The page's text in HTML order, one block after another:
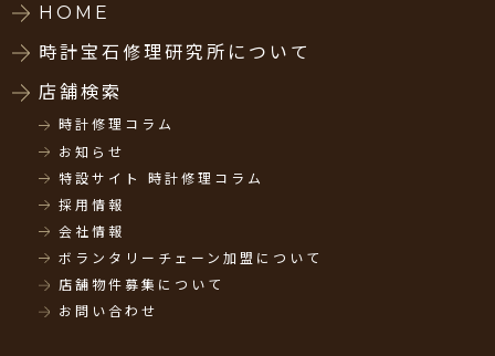
HOME
時計宝石修理研究所について
店舗検索
時計修理コラム
お知らせ
特設サイト 時計修理コラム
採用情報
会社情報
ボランタリーチェーン加盟について
店舗物件募集について
お問い合わせ